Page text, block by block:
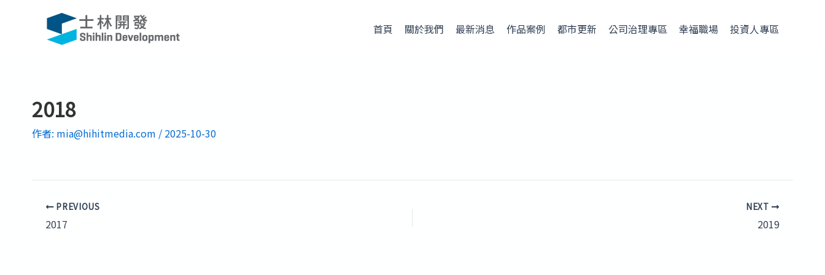
首頁 關於我們 最新消息 作品案例 都市更新 公司治理專區 幸福職場 投資人專區
2018
作者: mia@hihitmedia.com / 2025-10-30
PREVIOUS
2017
NEXT
2019